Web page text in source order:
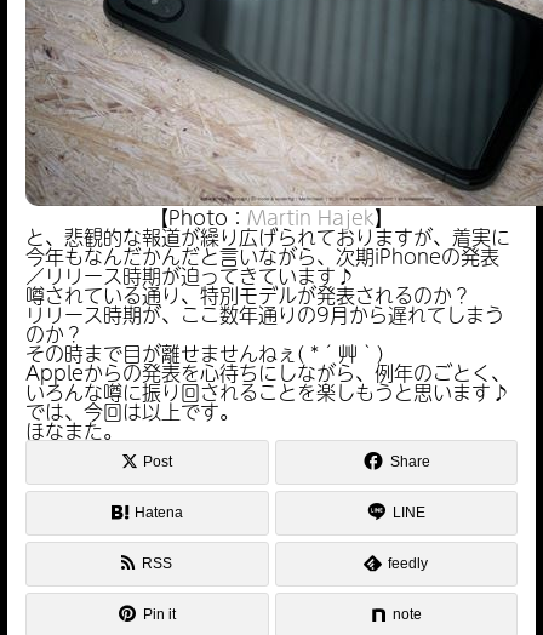
【Photo： Martin Hajek】
と、悲観的な報道が繰り広げられておりますが、着実に
今年もなんだかんだと言いながら、次期iPhoneの発表
／リリース時期が迫ってきています♪
噂されている通り、特別モデルが発表されるのか？
リリース時期が、ここ数年通りの9月から遅れてしまう
のか？
その時まで目が離せませんねぇ( *´艸｀)
Appleからの発表を心待ちにしながら、例年のごとく、
いろんな噂に振り回されることを楽しもうと思います♪
では、今回は以上です。
ほなまた。
Post Share
Hatena LINE
RSS feedly
Pin it note